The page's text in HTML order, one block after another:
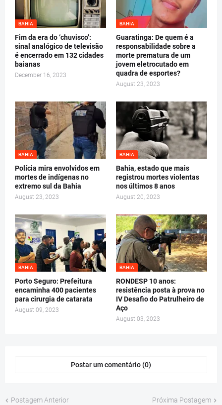
BAHIA
Fim da era do ‘chuvisco’:
sinal analógico de televisão
é encerrado em 132 cidades
baianas
December 16, 2023
BAHIA
Guaratinga: De quem é a
responsabilidade sobre a
morte prematura de um
jovem eletrocutado em
quadra de esportes?
August 23, 2023
BAHIA
Polícia mira envolvidos em
mortes de indígenas no
extremo sul da Bahia
August 23, 2023
BAHIA
Bahia, estado que mais
registrou mortes violentas
nos últimos 8 anos
August 20, 2023
BAHIA
Porto Seguro: Prefeitura
encaminha 400 pacientes
para cirurgia de catarata
August 09, 2023
BAHIA
RONDESP 10 anos:
resistência posta à prova no
IV Desafio do Patrulheiro de
Aço
August 03, 2023
Postar um comentário (0)
Postagem Anterior Próxima Postagem